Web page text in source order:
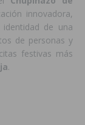
innovadora,
de una
de personas y
festivas más
.